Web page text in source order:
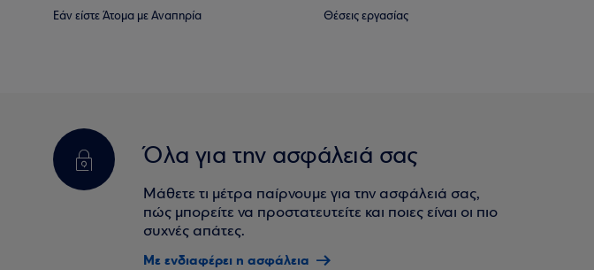
Εάν είστε Άτομα με Αναπηρία Θέσεις εργασίας
Όλα για την ασφάλειά σας
Μάθετε τι μέτρα παίρνουμε για την ασφάλειά σας,
πώς μπορείτε να προστατευτείτε και ποιες είναι οι πιο
συχνές απάτες.
Με ενδιαφέρει η ασφάλεια